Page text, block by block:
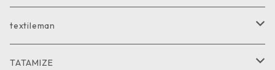
PANTS
SHIRT
PANTS
GOODS
textileman
SHIRT
TATAMIZE